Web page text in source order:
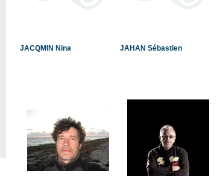
JACQMIN Nina JAHAN Sébastien